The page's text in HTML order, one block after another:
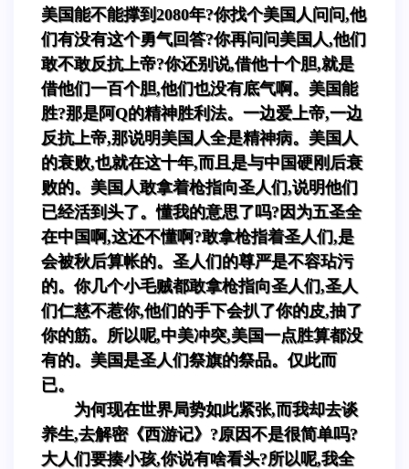
美国能不能撑到2080年?你找个美国人问问,他
们有没有这个勇气回答?你再问问美国人,他们
敢不敢反抗上帝?你还别说,借他十个胆,就是
借他们一百个胆,他们也没有底气啊。美国能
胜?那是阿Q的精神胜利法。一边爱上帝,一边
反抗上帝,那说明美国人全是精神病。美国人
的衰败,也就在这十年,而且是与中国硬刚后衰
败的。美国人敢拿着枪指向圣人们,说明他们
已经活到头了。懂我的意思了吗?因为五圣全
在中国啊,这还不懂啊?敢拿枪指着圣人们,是
会被秋后算帐的。圣人们的尊严是不容玷污
的。你几个小毛贼都敢拿枪指向圣人们,圣人
们仁慈不惹你,他们的手下会扒了你的皮,抽了
你的筋。所以呢,中美冲突,美国一点胜算都没
有的。美国是圣人们祭旗的祭品。仅此而
已。
为何现在世界局势如此紧张,而我却去谈
养生,去解密《西游记》?原因不是很简单吗?
大人们要揍小孩,你说有啥看头?所以呢,我全